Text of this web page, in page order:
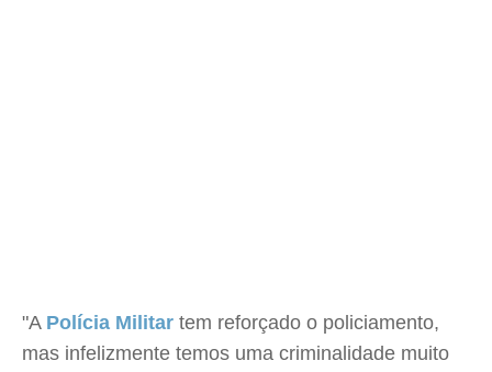
"A Polícia Militar tem reforçado o policiamento,
mas infelizmente temos uma criminalidade muito